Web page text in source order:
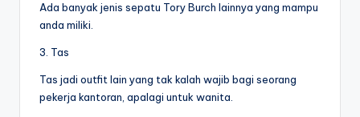
Ada banyak jenis sepatu Tory Burch lainnya yang mampu
anda miliki.
3. Tas
Tas jadi outfit lain yang tak kalah wajib bagi seorang
pekerja kantoran, apalagi untuk wanita.